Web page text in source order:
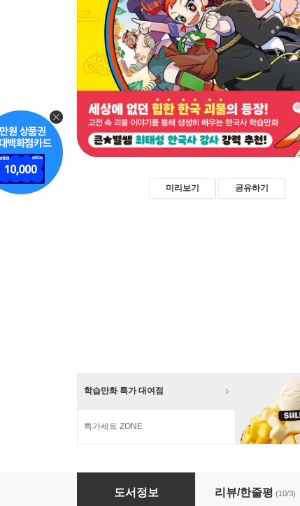
미리보기 공유하기
학습만화 특가 대여점
특가세트 ZONE
곽재식의 한국사 괴물 수사대 1
도서정보 리뷰/한줄평 (10/3)